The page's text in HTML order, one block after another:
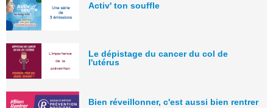
Activ' ton souffle
Le dépistage du cancer du col de
l'utérus
Bien réveillonner, c'est aussi bien rentrer